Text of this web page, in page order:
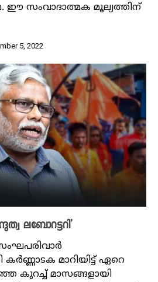
ഈ സംവാദാത്മക മൂല്യത്തിന്
5, 2022
ലബോറട്ടറി’
മാറിയിട്ട് ഏറെ
കുറച്ച് മാസങ്ങളായി